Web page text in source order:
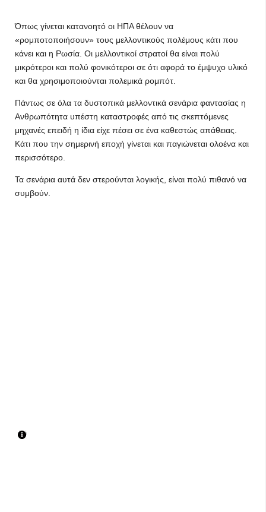
Όπως γίνεται κατανοητό οι ΗΠΑ θέλουν να
«ρομποτοποιήσουν» τους μελλοντικούς πολέμους κάτι που
κάνει και η Ρωσία. Οι μελλοντικοί στρατοί θα είναι πολύ
μικρότεροι και πολύ φονικότεροι σε ότι αφορά το έμψυχο υλικό
και θα χρησιμοποιούνται πολεμικά ρομπότ.
Πάντως σε όλα τα δυστοπικά μελλοντικά σενάρια φαντασίας η
Ανθρωπότητα υπέστη καταστροφές από τις σκεπτόμενες
μηχανές επειδή η ίδια είχε πέσει σε ένα καθεστώς απάθειας.
Κάτι που την σημερινή εποχή γίνεται και παγιώνεται ολοένα και
περισσότερο.
Τα σενάρια αυτά δεν στερούνται λογικής, είναι πολύ πιθανό να
συμβούν.